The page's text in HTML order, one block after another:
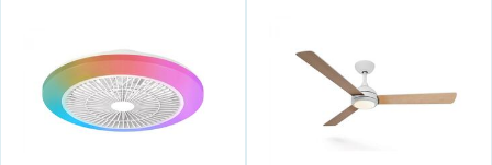
Značka
ACA